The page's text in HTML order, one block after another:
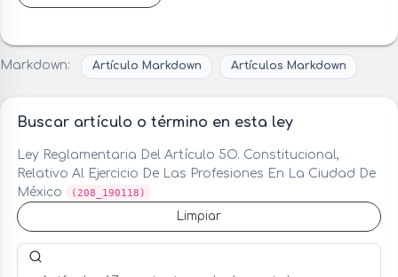
Markdown: Artículo Markdown Artículos Markdown
Buscar artículo o término en esta ley
Ley Reglamentaria Del Artículo 5O. Constitucional,
Relativo Al Ejercicio De Las Profesiones En La Ciudad De
México
(208_190118)
Limpiar
Buscar artículo o término en esta ley